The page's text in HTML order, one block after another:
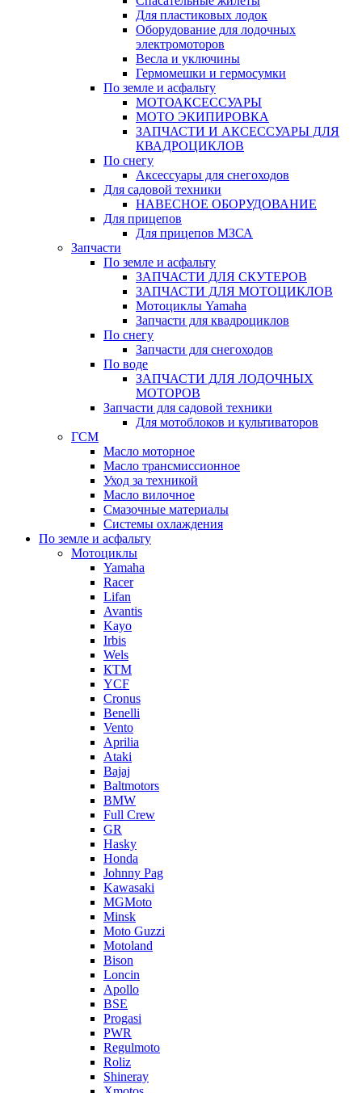
Для пластиковых лодок
Оборудование для лодочных
электромоторов
Весла и уключины
Гермомешки и гермосумки
По земле и асфальту
МОТОАКСЕССУАРЫ
МОТО ЭКИПИРОВКА
ЗАПЧАСТИ И АКСЕССУАРЫ ДЛЯ
КВАДРОЦИКЛОВ
По снегу
Аксессуары для снегоходов
Для садовой техники
НАВЕСНОЕ ОБОРУДОВАНИЕ
Для прицепов
Для прицепов МЗСА
Запчасти
По земле и асфальту
ЗАПЧАСТИ ДЛЯ СКУТЕРОВ
ЗАПЧАСТИ ДЛЯ МОТОЦИКЛОВ
Мотоциклы Yamaha
Запчасти для квадроциклов
По снегу
Запчасти для снегоходов
По воде
ЗАПЧАСТИ ДЛЯ ЛОДОЧНЫХ
МОТОРОВ
Запчасти для садовой техники
Для мотоблоков и культиваторов
ГСМ
Масло моторное
Масло трансмиссионное
Уход за техникой
Масло вилочное
Смазочные материалы
Системы охлаждения
По земле и асфальту
Мотоциклы
Yamaha
Racer
Lifan
Avantis
Kayo
Irbis
Wels
КТМ
YCF
Cronus
Benelli
Vento
Aprilia
Ataki
Bajaj
Baltmotors
BMW
Full Crew
GR
Hasky
Honda
Johnny Pag
Kawasaki
MGMoto
Minsk
Moto Guzzi
Motoland
Bison
Loncin
Apollo
BSE
Progasi
PWR
Regulmoto
Roliz
Shineray